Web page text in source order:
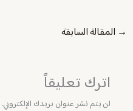
→ المقالة السابقة
اترك تعليقاً
لن يتم نشر عنوان بريدك الإلكتروني.